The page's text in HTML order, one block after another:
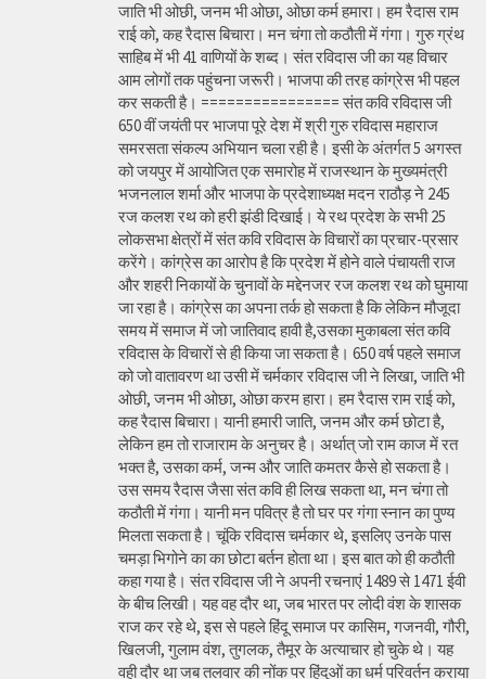
जाति भी ओछी, जनम भी ओछा, ओछा कर्म हमारा। हम रैदास राम
राई को, कह रैदास बिचारा। मन चंगा तो कठौती में गंगा। गुरु ग्रंथ
साहिब में भी 41 वाणियों के शब्द। संत रविदास जी का यह विचार
आम लोगों तक पहुंचना जरूरी। भाजपा की तरह कांग्रेस भी पहल
कर सकती है। ================ संत कवि रविदास जी
650 वीं जयंती पर भाजपा पूरे देश में श्री गुरु रविदास महाराज
समरसता संकल्प अभियान चला रही है। इसी के अंतर्गत 5 अगस्त
को जयपुर में आयोजित एक समारोह में राजस्थान के मुख्यमंत्री
भजनलाल शर्मा और भाजपा के प्रदेशाध्यक्ष मदन राठौड़ ने 245
रज कलश रथ को हरी झंडी दिखाई। ये रथ प्रदेश के सभी 25
लोकसभा क्षेत्रों में संत कवि रविदास के विचारों का प्रचार-प्रसार
करेंगे। कांग्रेस का आरोप है कि प्रदेश में होने वाले पंचायती राज
और शहरी निकायों के चुनावों के मद्देनजर रज कलश रथ को घुमाया
जा रहा है। कांग्रेस का अपना तर्क हो सकता है कि लेकिन मौजूदा
समय में समाज में जो जातिवाद हावी है,उसका मुकाबला संत कवि
रविदास के विचारों से ही किया जा सकता है। 650 वर्ष पहले समाज
को जो वातावरण था उसी में चर्मकार रविदास जी ने लिखा, जाति भी
ओछी, जनम भी ओछा, ओछा करम हारा। हम रैदास राम राई को,
कह रैदास बिचारा। यानी हमारी जाति, जनम और कर्म छोटा है,
लेकिन हम तो राजाराम के अनुचर है। अर्थात् जो राम काज में रत
भक्त है, उसका कर्म, जन्म और जाति कमतर कैसे हो सकता है।
उस समय रैदास जैसा संत कवि ही लिख सकता था, मन चंगा तो
कठौती में गंगा। यानी मन पवित्र है तो घर पर गंगा स्नान का पुण्य
मिलता सकता है। चूंकि रविदास चर्मकार थे, इसलिए उनके पास
चमड़ा भिगोने का का छोटा बर्तन होता था। इस बात को ही कठौती
कहा गया है। संत रविदास जी ने अपनी रचनाएं 1489 से 1471 ईवी
के बीच लिखी। यह वह दौर था, जब भारत पर लोदी वंश के शासक
राज कर रहे थे, इस से पहले हिंदू समाज पर कासिम, गजनवी, गौरी,
खिलजी, गुलाम वंश, तुगलक, तैमूर के अत्याचार हो चुके थे। यह
वही दौर था जब तलवार की नोंक पर हिंदुओं का धर्म परिवर्तन कराया